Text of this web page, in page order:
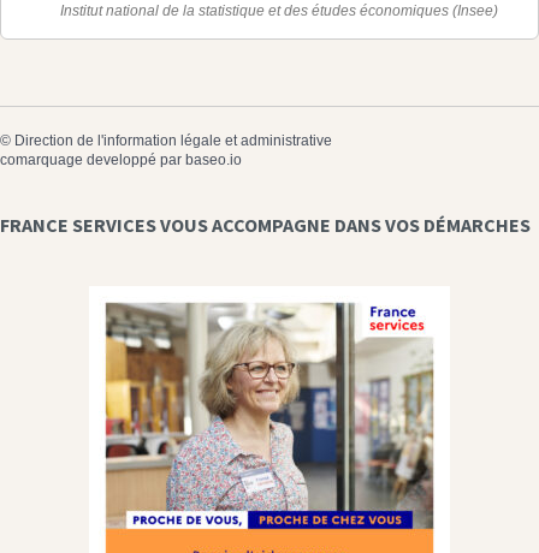
Institut national de la statistique et des études économiques (Insee)
© Direction de l'information légale et administrative
comarquage developpé par baseo.io
FRANCE SERVICES VOUS ACCOMPAGNE DANS VOS DÉMARCHES